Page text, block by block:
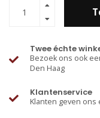
Twee échte
Bezoek ons ook
Den Haag
Klantenservice
Klanten geven ons